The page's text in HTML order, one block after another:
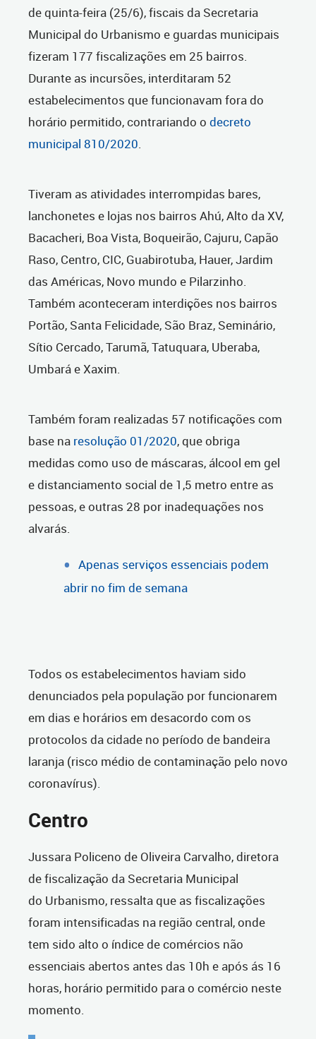
de quinta-feira (25/6), fiscais da Secretaria
Municipal do Urbanismo e guardas municipais
fizeram 177 fiscalizações em 25 bairros.
Durante as incursões, interditaram 52
estabelecimentos que funcionavam fora do
horário permitido, contrariando o decreto
municipal 810/2020.
Tiveram as atividades interrompidas bares,
lanchonetes e lojas nos bairros Ahú, Alto da XV,
Bacacheri, Boa Vista, Boqueirão, Cajuru, Capão
Raso, Centro, CIC, Guabirotuba, Hauer, Jardim
das Américas, Novo mundo e Pilarzinho.
Também aconteceram interdições nos bairros
Portão, Santa Felicidade, São Braz, Seminário,
Sítio Cercado, Tarumã, Tatuquara, Uberaba,
Umbará e Xaxim.
Também foram realizadas 57 notificações com
base na resolução 01/2020, que obriga
medidas como uso de máscaras, álcool em gel
e distanciamento social de 1,5 metro entre as
pessoas, e outras 28 por inadequações nos
alvarás.
Apenas serviços essenciais podem
abrir no fim de semana
Todos os estabelecimentos haviam sido
denunciados pela população por funcionarem
em dias e horários em desacordo com os
protocolos da cidade no período de bandeira
laranja (risco médio de contaminação pelo novo
coronavírus).
Centro
Jussara Policeno de Oliveira Carvalho, diretora
de fiscalização da Secretaria Municipal
do Urbanismo, ressalta que as fiscalizações
foram intensificadas na região central, onde
tem sido alto o índice de comércios não
essenciais abertos antes das 10h e após ás 16
horas, horário permitido para o comércio neste
momento.